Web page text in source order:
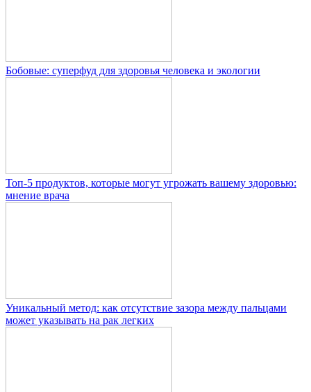
Бобовые: суперфуд для здоровья человека и экологии
Топ-5 продуктов, которые могут угрожать вашему здоровью:
мнение врача
Уникальный метод: как отсутствие зазора между пальцами
может указывать на рак легких